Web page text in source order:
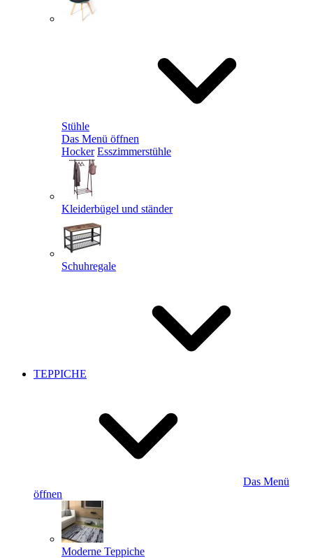
Stühle
Das Menü öffnen
Hocker Esszimmerstühle
Kleiderbügel und ständer
Schuhregale
TEPPICHE
Das Menü
öffnen
Moderne Teppiche